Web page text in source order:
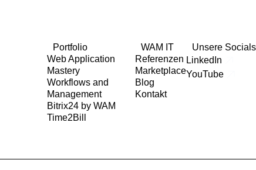
Portfolio
Web Application
Mastery
Workflows and
Management
Bitrix24 by WAM
Time2Bill
WAM IT
Referenzen
Marketplace
Blog
Kontakt
Unsere Socials
LinkedIn
YouTube